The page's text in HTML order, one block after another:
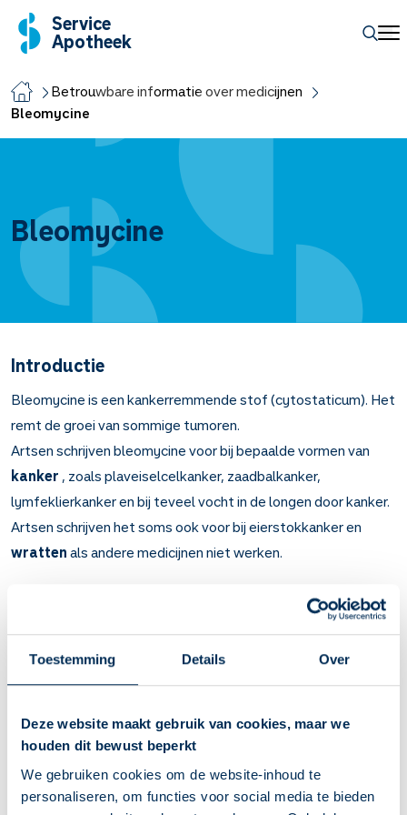
Toestemming Details Over
Deze website maakt gebruik van cookies, maar we
houden dit bewust beperkt
We gebruiken cookies om de website-inhoud te
personaliseren, om functies voor social media te bieden
Service
Apotheek
Betrouwbare informatie over medicijnen
Bleomycine
Bleomycine
Introductie
Bleomycine is een kankerremmende stof (cytostaticum). Het
remt de groei van sommige tumoren.
Artsen schrijven bleomycine voor bij bepaalde vormen van
kanker , zoals plaveiselcelkanker, zaadbalkanker,
lymfeklierkanker en bij teveel vocht in de longen door kanker.
Artsen schrijven het soms ook voor bij eierstokkanker en
wrattenals andere medicijnen niet werken.
Belangrijk om te weten over Bleomycine
bij teveel vocht in de longen door kanker. Soms ook bij
eierstokkanker en wratten als andere medicijnen niet
U krijgt dit medicijn via een infuus in uw bloedvat of
injectie in uw spier, in de ruimte rond de longen of bij
wratten via een injectie in de wrat.
U kunt last krijgen van longproblemen. U merkt dit aan